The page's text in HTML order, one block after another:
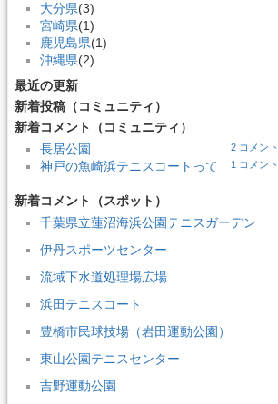
大分県(3)
宮崎県(1)
鹿児島県(1)
沖縄県(2)
最近の更新
新着投稿（コミュニティ）
新着コメント（コミュニティ）
長居公園
2 コメント
神戸の魚崎浜テニスコートって 1 コメント
新着コメント（スポット）
千葉県立蓮沼海浜公園テニスガーデン
伊丹スポーツセンター
流域下水道処理場広場
浜田テニスコート
豊橋市民球技場（岩田運動公園）
東山公園テニスセンター
吉野運動公園